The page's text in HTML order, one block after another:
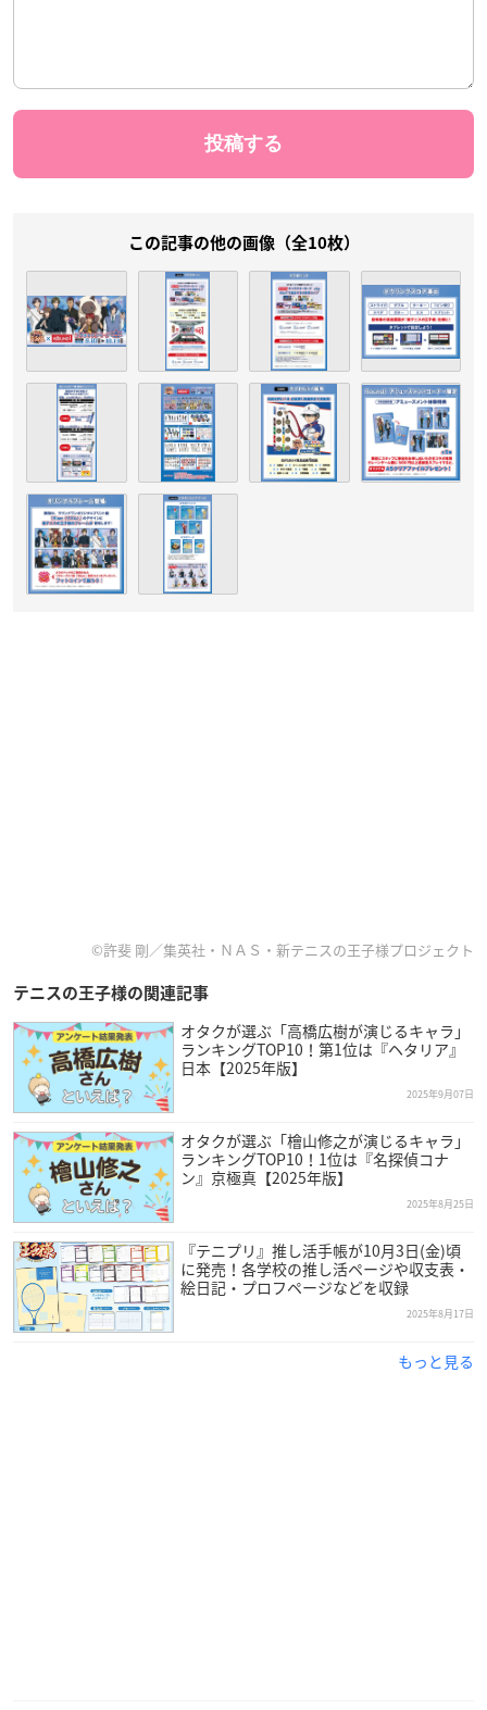
この記事の他の画像（全10枚）
©許斐 剛／集英社・ＮＡＳ・新テニスの王子様プロジェクト
テニスの王子様の関連記事
オタクが選ぶ「高橋広樹が演じるキャラ」
ランキングTOP10！第1位は『ヘタリア』
日本【2025年版】
2025年9月07日
オタクが選ぶ「檜山修之が演じるキャラ」
ランキングTOP10！1位は『名探偵コナ
ン』京極真【2025年版】
2025年8月25日
『テニプリ』推し活手帳が10月3日(金)頃
に発売！各学校の推し活ページや収支表・
絵日記・プロフページなどを収録
2025年8月17日
もっと見る